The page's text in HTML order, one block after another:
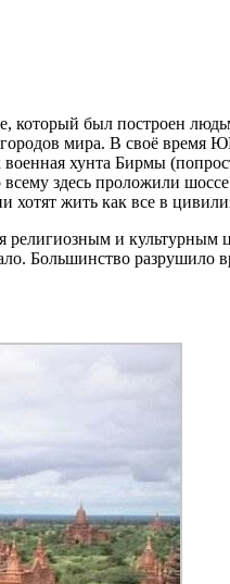
который был построен
мира. В своё
хунта Бирмы
здесь проложили
хотят жить как все в
и культурным
Большинство разрушило